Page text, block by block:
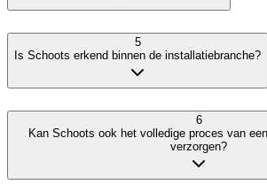
5
Is Schoots erkend binnen de installatiebranche?
6
Kan Schoots ook het volledige proces van
verzorgen?